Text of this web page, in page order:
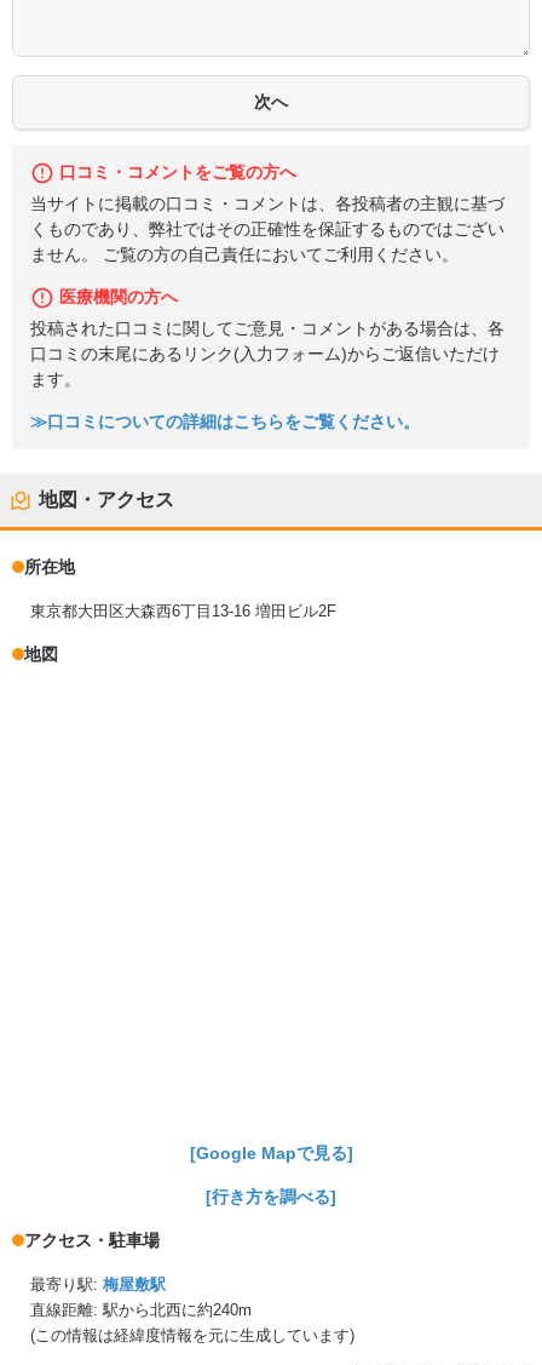
口コミ・コメントをご覧の方へ
当サイトに掲載の口コミ・コメントは、各投稿者の主観に基づ
くものであり、弊社ではその正確性を保証するものではござい
ません。 ご覧の方の自己責任においてご利用ください。
医療機関の方へ
投稿された口コミに関してご意見・コメントがある場合は、各
口コミの末尾にあるリンク(入力フォーム)からご返信いただけ
ます。
≫口コミについての詳細はこちらをご覧ください。
地図・アクセス
所在地
東京都大田区大森西6丁目13-16 増田ビル2F
地図
[Google Mapで見る]
[行き方を調べる]
アクセス・駐車場
最寄り駅: 梅屋敷駅
直線距離: 駅から北西に約240m
(この情報は経緯度情報を元に生成しています)